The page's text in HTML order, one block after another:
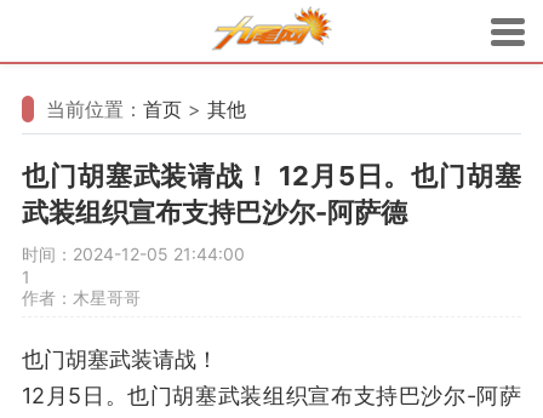
当前位置： 首页 > 其他
也门胡塞武装请战！ 12月5日。也门胡塞
武装组织宣布支持巴沙尔-阿萨德
时间：2024-12-05 21:44:00
1
作者：木星哥哥
也门胡塞武装请战！
12月5日。也门胡塞武装组织宣布支持巴沙尔-阿萨